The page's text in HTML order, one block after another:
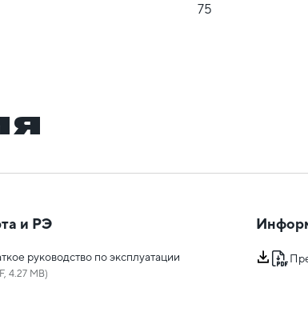
75
и РЭ
руководство по эксплуатации
4.27 MB)